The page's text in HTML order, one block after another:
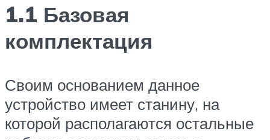
1.1 Базовая
комплектация
Своим основанием данное
устройство имеет станину, на
которой располагаются остальные